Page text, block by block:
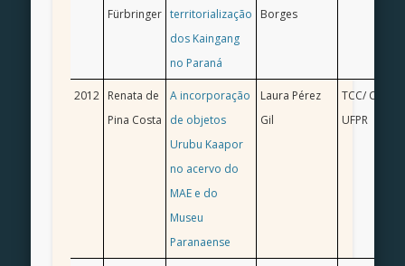
Fürbringer territorialização
dos Kaingang
no Paraná
Borges
2012 Renata de
Pina Costa
A incorporação
de objetos
Urubu Kaapor
no acervo do
MAE e do
Museu
Paranaense
Laura Pérez
Gil
TCC/
UFPR